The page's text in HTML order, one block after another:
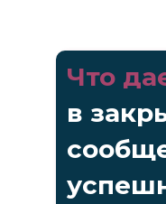
Что
в